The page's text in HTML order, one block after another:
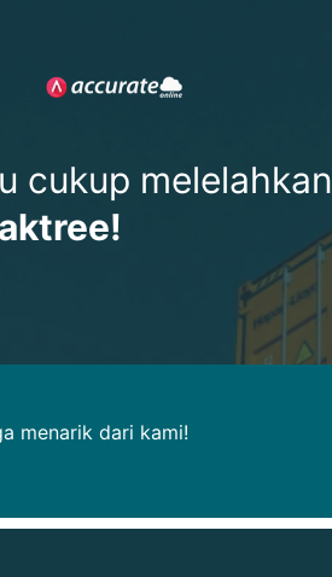
cukup melelahkan
menarik dari kami!